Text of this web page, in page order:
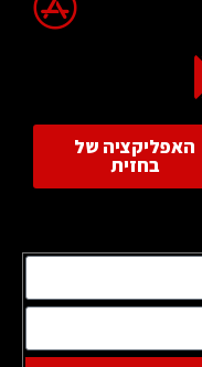
האפליקציה של
בחזית